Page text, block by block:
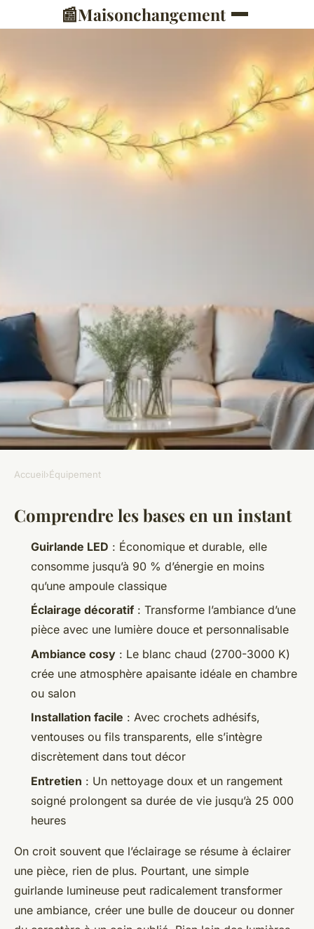
📰Maisonchangement
ÉQUIPEMENT
Idées déco avec guirlandes
lumineuses LED pour
intérieur
Fabien 31/05/2026 08:44 12 min de lecture
Accueil›Équipement
Comprendre les bases en un instant
Guirlande LED : Économique et durable, elle
consomme jusqu’à 90 % d’énergie en moins
qu’une ampoule classique
Éclairage décoratif : Transforme l’ambiance d’une
pièce avec une lumière douce et personnalisable
Ambiance cosy : Le blanc chaud (2700-3000 K)
crée une atmosphère apaisante idéale en chambre
ou salon
Installation facile : Avec crochets adhésifs,
ventouses ou fils transparents, elle s’intègre
discrètement dans tout décor
Entretien : Un nettoyage doux et un rangement
soigné prolongent sa durée de vie jusqu’à 25 000
heures
On croit souvent que l’éclairage se résume à éclairer
une pièce, rien de plus. Pourtant, une simple
guirlande lumineuse peut radicalement transformer
une ambiance, créer une bulle de douceur ou donner